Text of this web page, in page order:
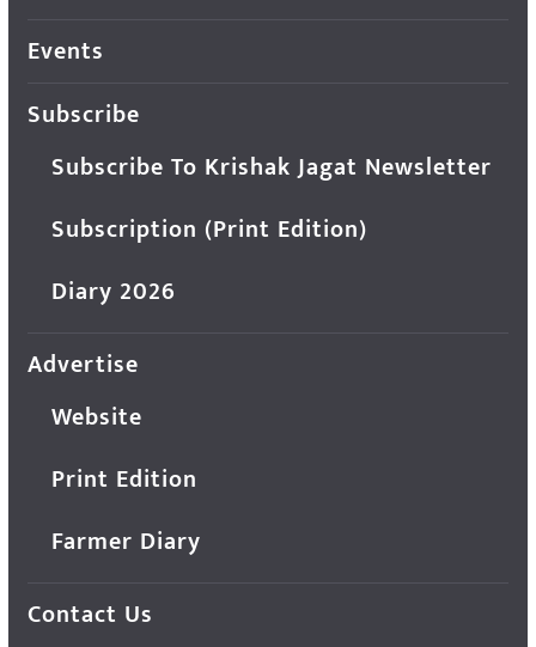
Events
Subscribe
Subscribe To Krishak Jagat Newsletter
Subscription (Print Edition)
Diary 2026
Advertise
Website
Print Edition
Farmer Diary
Contact Us